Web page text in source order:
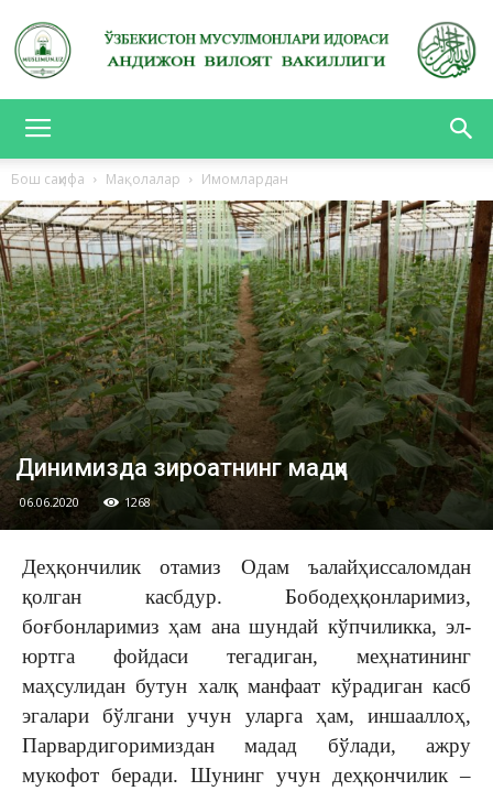
ВИЛОЯТ
ВАКИЛЛИГИ
Бош саҳифа Мақолалар Имомлардан
Динимизда зироатнинг мадҳи
06.06.2020 1268
Деҳқончилик отамиз Одам ъалайҳиссаломдан
қолган касбдур. Бободеҳқонларимиз,
боғбонларимиз ҳам ана шундай кўпчиликка, эл-
юртга фойдаси тегадиган, меҳнатининг
маҳсулидан бутун халқ манфаат кўрадиган касб
эгалари бўлгани учун уларга ҳам, иншааллоҳ,
Парвардигоримиздан мадад бўлади, ажру
мукофот беради. Шунинг учун деҳқончилик –